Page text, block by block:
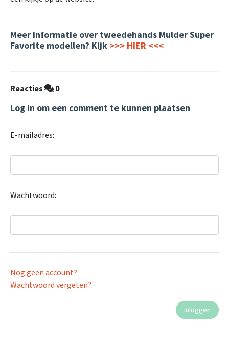
Meer informatie over tweedehands Mulder Super
Favorite modellen? Kijk >>> HIER <<<
Reacties 0
Log in om een comment te kunnen plaatsen
E-mailadres:
Wachtwoord:
Nog geen account?
Wachtwoord vergeten?